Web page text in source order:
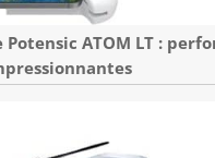
ATOM LT :